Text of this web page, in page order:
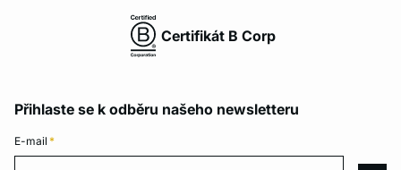
Certifikát B Corp
Přihlaste se k odběru našeho newsletteru
E-mail *